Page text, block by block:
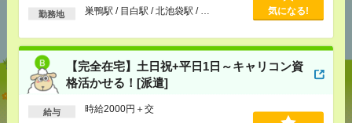
以上
勤務地 巣鴨駅 / 目白駅 / 北池袋駅 / … 気になる!
【完全在宅】土日祝+平日1日～キャリコン資
格活かせる！[派遣]
給与 時給2000円＋交
あなたの閲覧履歴からの
【オープニング募集】おばあちゃんのお散歩付き添
いも仕事の1つ[派遣]